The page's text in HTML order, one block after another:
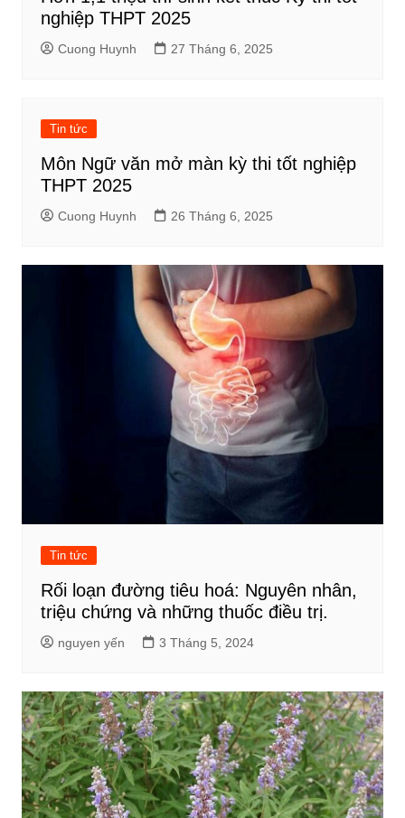
nghiệp THPT 2025
Cuong Huynh 27 Tháng 6, 2025
Tin tức
Môn Ngữ văn mở màn kỳ thi tốt nghiệp
THPT 2025
Cuong Huynh 26 Tháng 6, 2025
Tin tức
Rối loạn đường tiêu hoá: Nguyên nhân,
triệu chứng và những thuốc điều trị.
nguyen yến 3 Tháng 5, 2024